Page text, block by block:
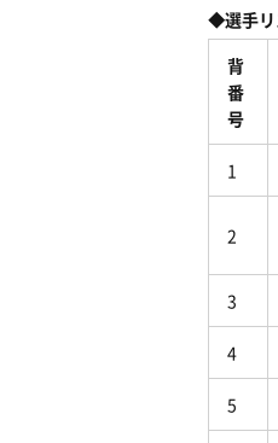
◆選手リ
背
番
号
1
2
3
4
5